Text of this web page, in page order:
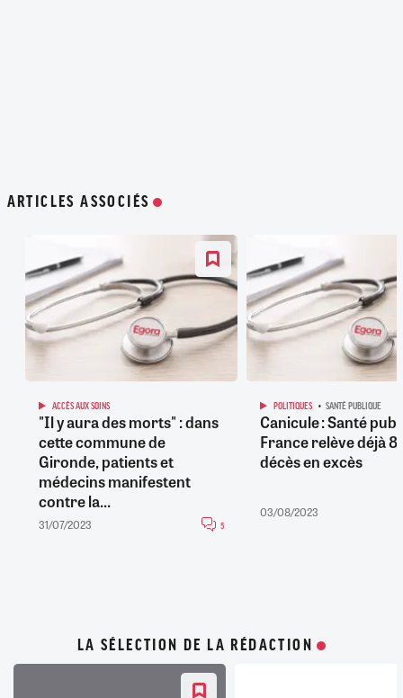
ARTICLES ASSOCIÉS
ACCÈS AUX SOINS
"Il y aura des morts" : dans
cette commune de
Gironde, patients et
médecins manifestent
contre la...
31/07/2023 5
POLITIQUES SANTÉ PUBLIQUE
Canicule : Santé
France relève déjà
décès en excès
03/08/2023
LA SÉLECTION DE LA RÉDACTION